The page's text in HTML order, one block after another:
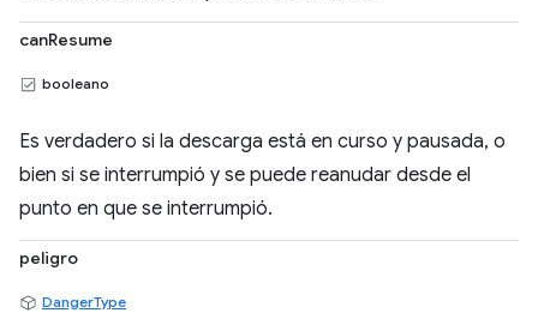
canResume
booleano
Es verdadero si la descarga está en curso y pausada, o
bien si se interrumpió y se puede reanudar desde el
punto en que se interrumpió.
peligro
DangerType